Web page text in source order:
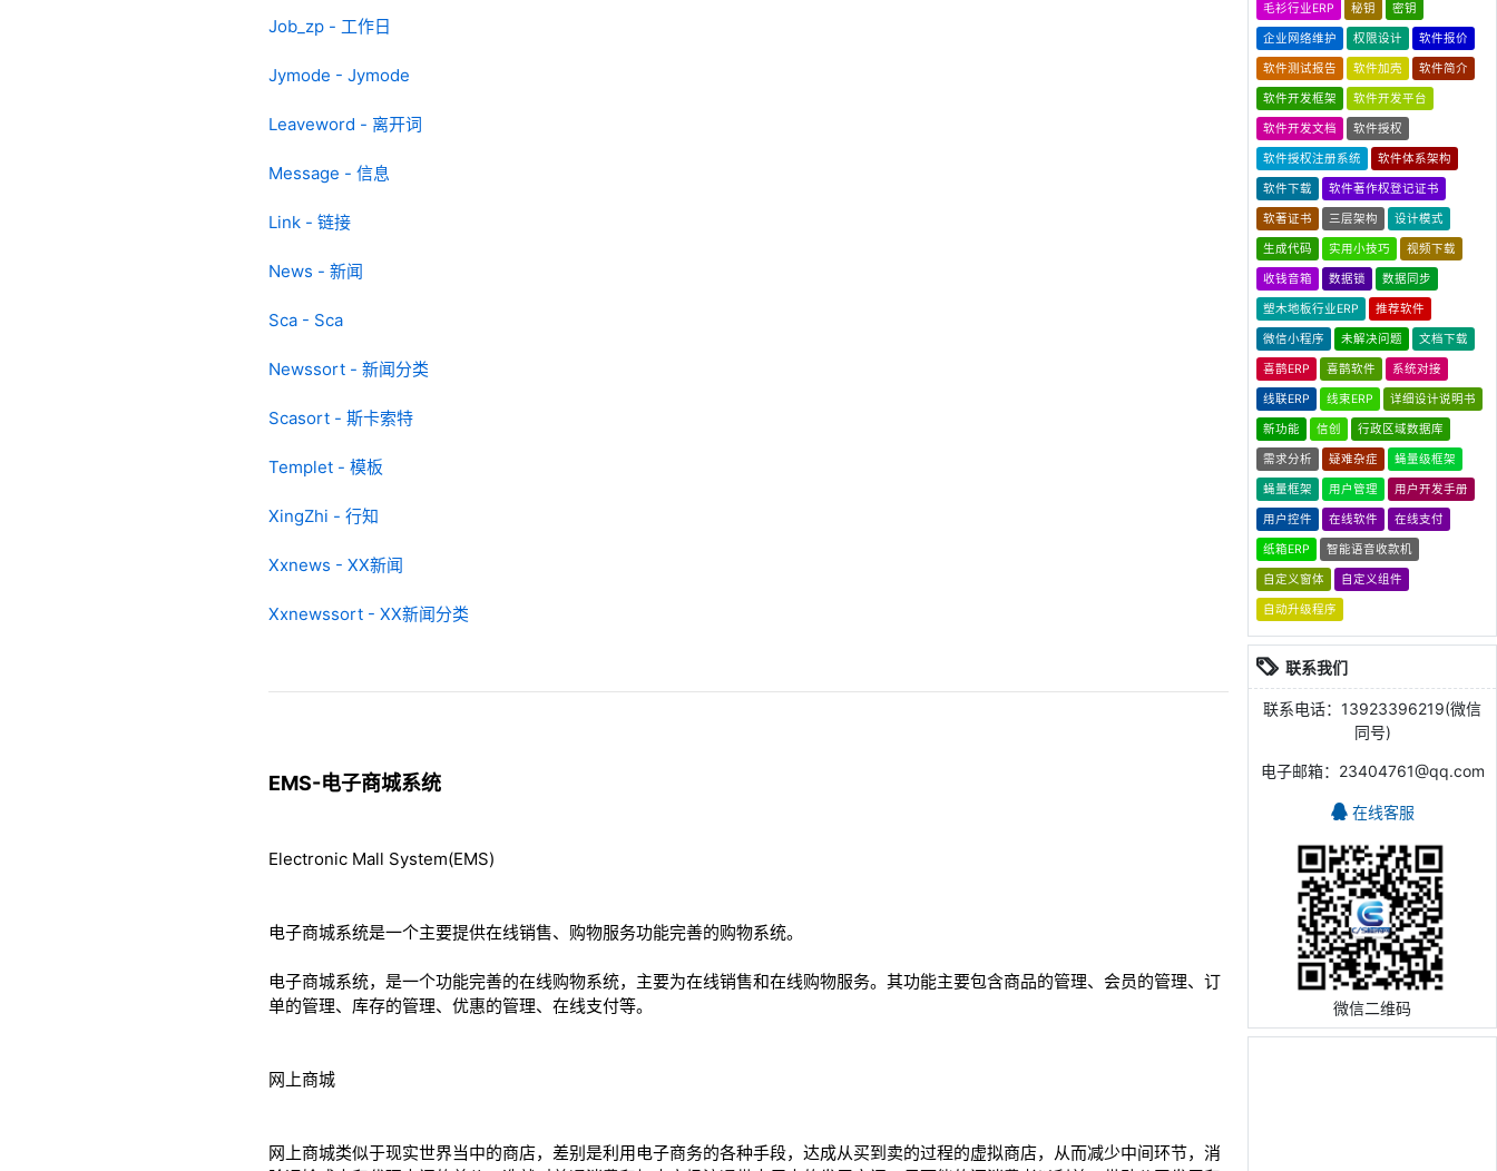
Job_zp - 工作日
Jymode - Jymode
Leaveword - 离开词
Message - 信息
Link - 链接
News - 新闻
Sca - Sca
Newssort - 新闻分类
Scasort - 斯卡索特
Templet - 模板
XingZhi - 行知
Xxnews - XX新闻
Xxnewssort - XX新闻分类
EMS-电子商城系统
Electronic Mall System(EMS)
电子商城系统是一个主要提供在线销售、购物服务功能完善的购物系统。
电子商城系统，是一个功能完善的在线购物系统，主要为在线销售和在线购物服务。其功能主要包含商品的管理、会员的管理、订
单的管理、库存的管理、优惠的管理、在线支付等。
网上商城
网上商城类似于现实世界当中的商店，差别是利用电子商务的各种手段，达成从买到卖的过程的虚拟商店，从而减少中间环节，消
毛衫行业ERP 秘钥 密钥
企业网络维护 权限设计 软件报价
软件测试报告 软件加壳 软件简介
软件开发框架 软件开发平台
软件开发文档 软件授权
软件授权注册系统 软件体系架构
软件下载 软件著作权登记证书
软著证书 三层架构 设计模式
生成代码 实用小技巧 视频下载
收钱音箱 数据锁 数据同步
塑木地板行业ERP 推荐软件
微信小程序 未解决问题 文档下载
喜鹊ERP 喜鹊软件 系统对接
线联ERP 线束ERP 详细设计说明书
新功能 信创 行政区域数据库
需求分析 疑难杂症 蝇量级框架
蝇量框架 用户管理 用户开发手册
用户控件 在线软件 在线支付
纸箱ERP 智能语音收款机
自定义窗体 自定义组件
自动升级程序
联系我们
联系电话：13923396219(微信
同号)
电子邮箱：23404761@qq.com
在线客服
微信二维码